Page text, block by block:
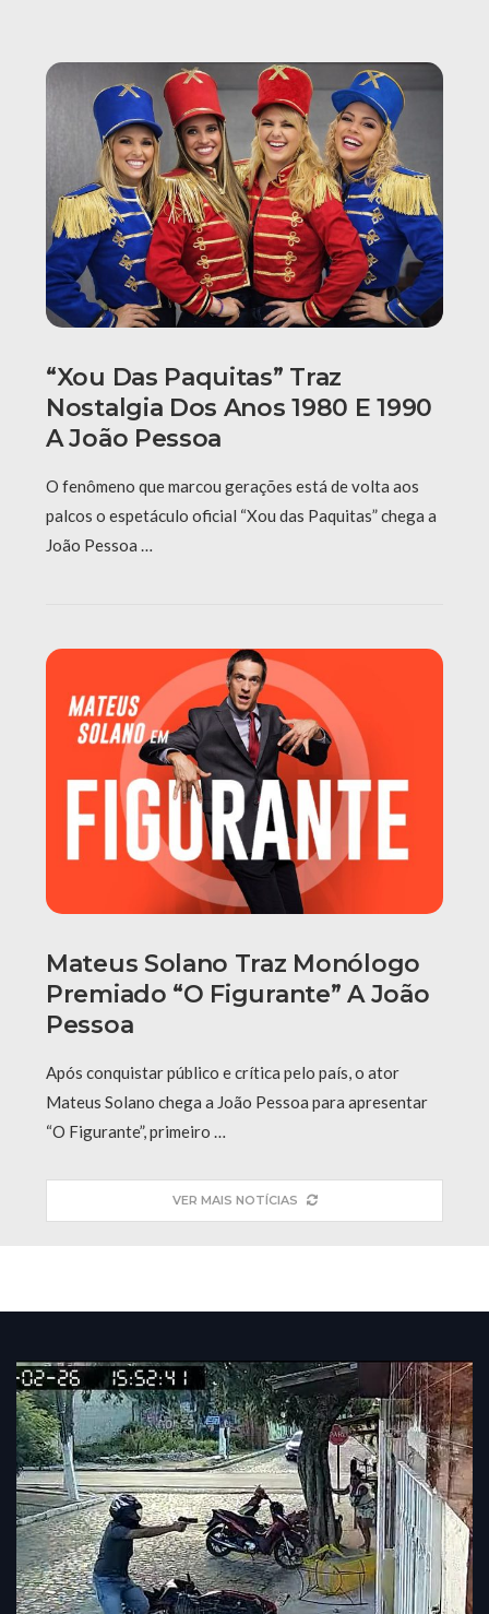
“Xou Das Paquitas” Traz
Nostalgia Dos Anos 1980 E 1990
A João Pessoa
O fenômeno que marcou gerações está de volta aos
palcos o espetáculo oficial “Xou das Paquitas” chega a
João Pessoa …
Mateus Solano Traz Monólogo
Premiado “O Figurante” A João
Pessoa
Após conquistar público e crítica pelo país, o ator
Mateus Solano chega a João Pessoa para apresentar
“O Figurante”, primeiro …
VER MAIS NOTÍCIAS